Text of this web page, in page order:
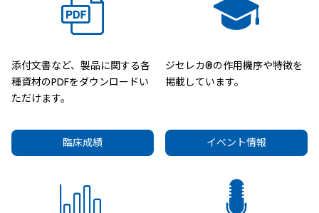
添付文書など、製品に関する各
種資材のPDFをダウンロードい
ただけます。
ジセレカ®の作用機序や特徴を
掲載しています。
臨床成績 イベント情報